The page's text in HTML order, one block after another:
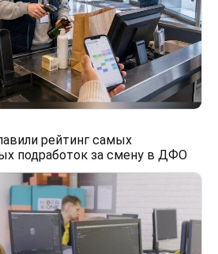
рейтинг самых
подработок за смену в ДФО